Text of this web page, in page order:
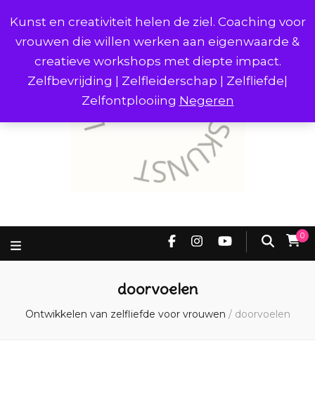
Kunst en creativiteit helen de ziel. Coaching voor
vrouwen die willen werken aan eigenwaarde &
creatieve workshops met diepte impact.
Zelfbevrijding | Zelfleiderschap | Zelfliefde|
Zelfontplooiing Negeren
0
doorvoelen
Ontwikkelen van zelfliefde voor vrouwen / doorvoelen